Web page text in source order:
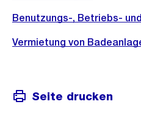
Benutzungs-, Betriebs-
Vermietung von
Seite drucken